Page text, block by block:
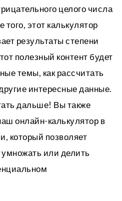
целого числа
этот калькулятор
результаты степени
полезный контент будет
темы, как рассчитать
интересные данные.
дальше! Вы также
онлайн-калькулятор в
который позволяет
или делить